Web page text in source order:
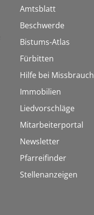
Amtsblatt
Beschwerde
Bistums-Atlas
Fürbitten
Hilfe bei Missbrauch
Immobilien
Liedvorschläge
Mitarbeiterportal
Newsletter
Pfarreifinder
Stellenanzeigen